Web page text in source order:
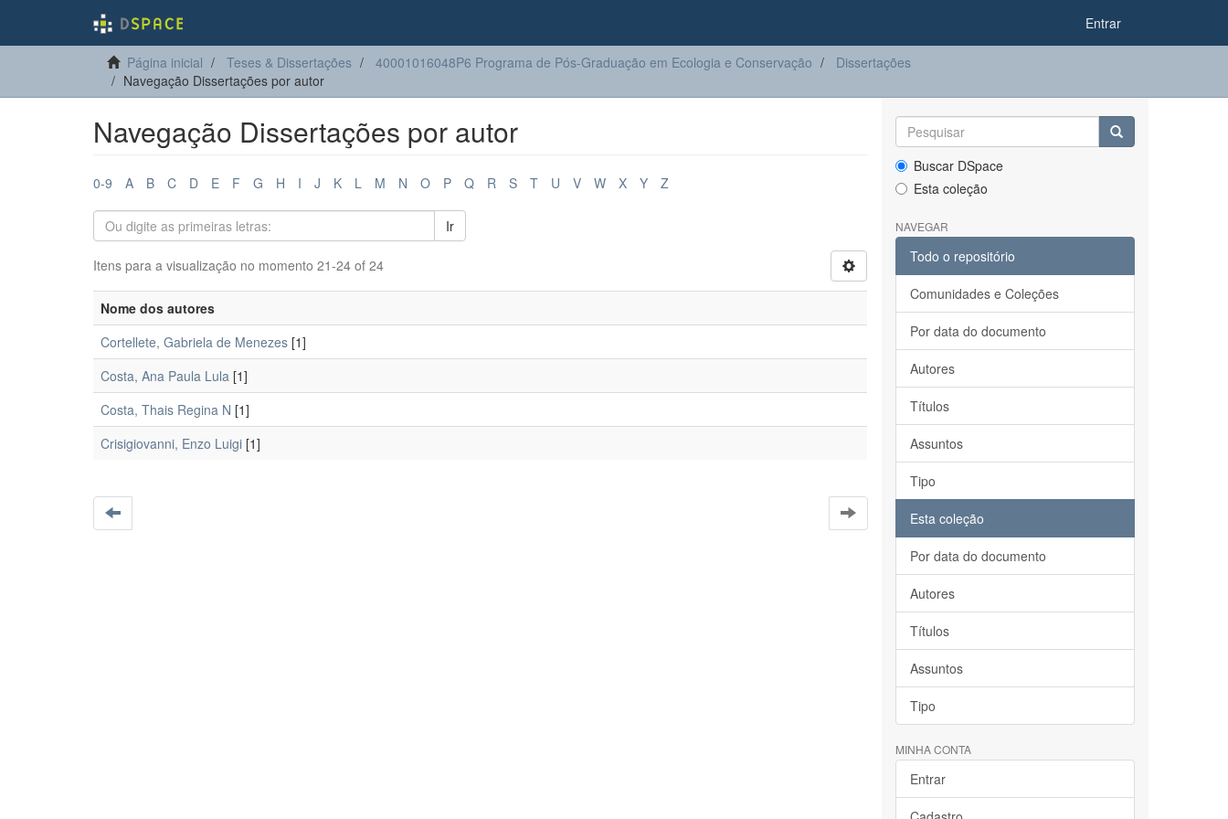
Entrar
Página inicial Teses & Dissertações 40001016048P6 Programa de Pós-Graduação em Ecologia e Conservação
Dissertações
Navegação Dissertações por autor
Navegação Dissertações por autor
0-9 A B C D E F G H I J K L M N O P Q R S T U V W X Y Z
Ir
Itens para a visualização no momento 21-24 of 24
Nome dos autores
Cortellete, Gabriela de Menezes [1]
Costa, Ana Paula Lula [1]
Costa, Thais Regina N [1]
Crisigiovanni, Enzo Luigi [1]
Buscar DSpace
Esta coleção
NAVEGAR
Todo o repositório
Comunidades e Coleções
Por data do documento
Autores
Títulos
Assuntos
Tipo
Esta coleção
Por data do documento
Autores
Títulos
Assuntos
Tipo
MINHA CONTA
Entrar